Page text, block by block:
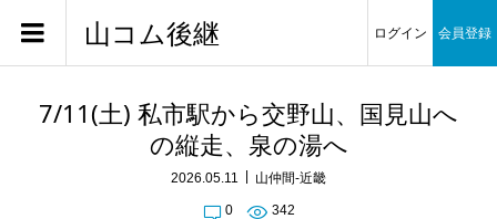
山コム後継 ログイン 会員登録
7/11(土) 私市駅から交野山、国見山へ
の縦走、泉の湯へ
2026.05.11 山仲間-近畿
0 342